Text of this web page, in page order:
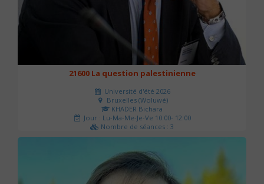
21600 La question palestinienne
Université d'été 2026
Bruxelles (Woluwé)
KHADER Bichara
Jour : Lu-Ma-Me-Je-Ve 10:00- 12:00
Nombre de séances : 3
63 €